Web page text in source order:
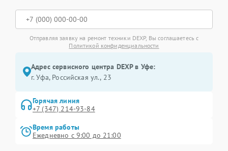
Отправляя заявку на ремонт техники DEXP, Вы соглашаетесь с
Политикой конфиденциальности
Адрес сервисного центра DEXP в Уфе:
г. Уфа, Российская ул., 23
Горячая линия
+7 (347) 214-93-84
Время работы
Ежедневно с 9:00 до 21:00